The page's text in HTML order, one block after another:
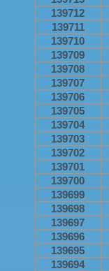
139712
139711
139710
139709
139708
139707
139706
139705
139704
139703
139702
139701
139700
139699
139698
139697
139696
139695
139694